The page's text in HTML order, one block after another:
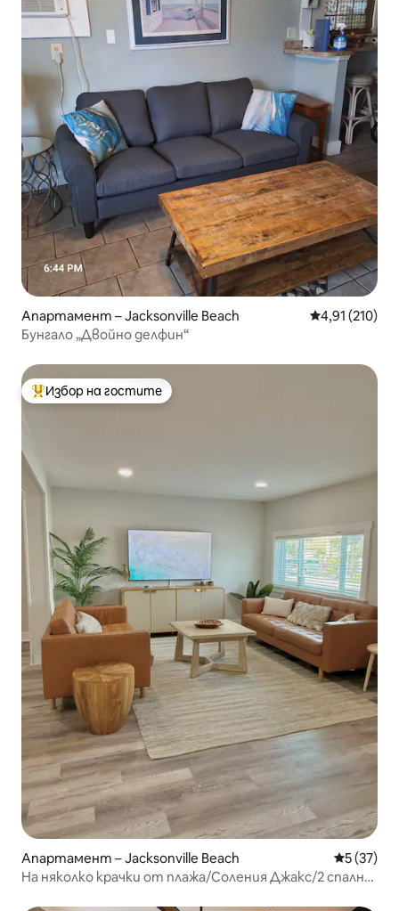
Апартамент – Jacksonville Beach Средна
4,91 (210)
Бунгало „Двойно делфин“
Най-популярен избор на гостите
Избор на гостите
Апартамент – Jacksonville Beach Средна
5 (37)
На няколко крачки от плажа/Соления Джакс/2 спални